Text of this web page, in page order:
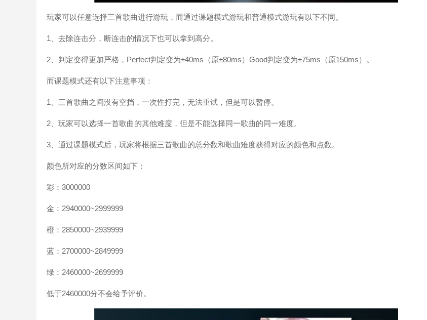
玩家可以任意选择三首歌曲进行游玩，而通过课题模式游玩和普通模式游玩有以下不同。
1、去除连击分，断连击的情况下也可以拿到高分。
2、判定变得更加严格，Perfect判定变为±40ms（原±80ms）Good判定变为±75ms（原150ms）。
而课题模式还有以下注意事项：
1、三首歌曲之间没有空挡，一次性打完，无法重试，但是可以暂停。
2、玩家可以选择一首歌曲的其他难度，但是不能选择同一歌曲的同一难度。
3、通过课题模式后，玩家将根据三首歌曲的总分数和歌曲难度获得对应的颜色和点数。
颜色所对应的分数区间如下：
彩：3000000
金：2940000~2999999
橙：2850000~2939999
蓝：2700000~2849999
绿：2460000~2699999
低于2460000分不会给予评价。